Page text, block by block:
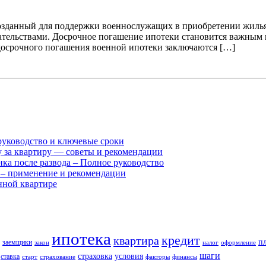
для поддержки военнослужащих в приобретении
Досрочное погашение ипотеки становится
погашения военной ипотеки заключаются […]
и ключевые сроки
за квартиру — советы и рекомендации
после развода – Полное руководство
применение и рекомендации
квартире
заемщики закон ипотека квартира кредит налог оформление
ставка старт страхование страховка условия факторы финансы шаги